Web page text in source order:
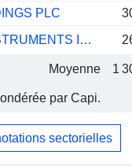
PLC
TEXAS INSTRUMENTS INCORPORATED
Moyenne 1
par Capi.
sectorielles